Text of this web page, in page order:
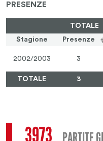
PRESENZE
TOTALE
Stagione
Presenze
2002/2003 3
TOTALE 3
3973